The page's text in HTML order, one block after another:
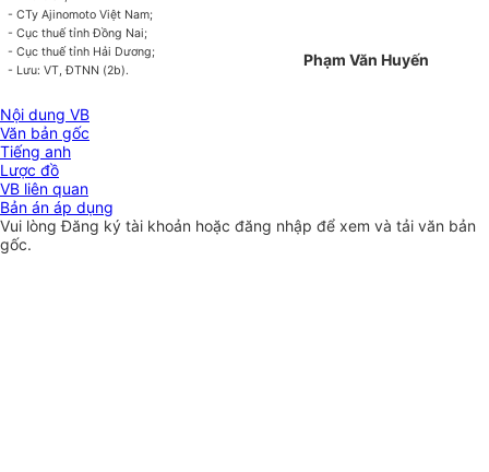
- CTy Ajinomoto Việt Nam;
- Cục thuế tỉnh Đồng Nai;
- Cục thuế tỉnh Hải Dương;
- Lưu: VT, ĐTNN (2b).
Phạm Văn Huyến
Nội dung VB
Văn bản gốc
Tiếng anh
Lược đồ
VB liên quan
Bản án áp dụng
Vui lòngĐăng ký tài khoản hoặc đăng nhập để xem và tải văn bản
gốc.